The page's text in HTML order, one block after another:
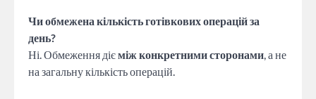
Чи обмежена кількість готівкових операцій за
день?
Ні. Обмеження дієміж конкретними сторонами , а не
на загальну кількість операцій.